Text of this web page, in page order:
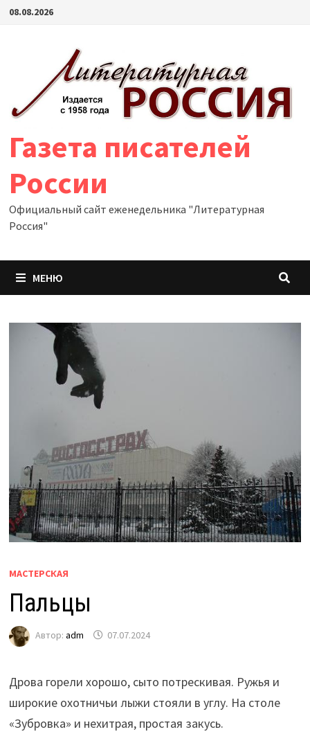
Перейти
08.08.2026
Газета писателей
России
Официальный сайт еженедельника "Литературная
Россия"
МЕНЮ
МАСТЕРСКАЯ
Пальцы
Автор: adm 07.07.2024
Дрова горели хорошо, сыто потрескивая. Ружья и
широкие охотничьи лыжи стояли в углу. На столе
«Зубровка» и нехитрая, простая закусь.